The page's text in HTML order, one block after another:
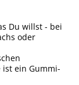
Du willst - bei
oder
ist ein Gummi-